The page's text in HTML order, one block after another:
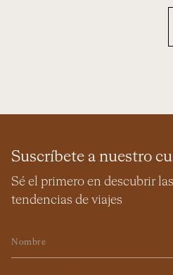
Suscríbete a nuestro
Sé el primero en descubrir
tendencias de viajes